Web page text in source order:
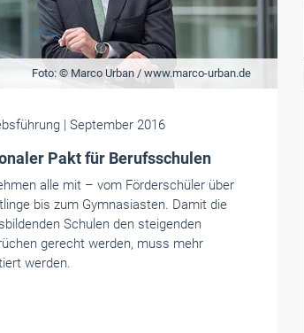
Foto: © Marco Urban / www.marco-urban.de
| September 2016
Pakt für Berufsschulen
alle mit – vom Förderschüler über
bis zum Gymnasiasten. Damit die
Schulen den steigenden
gerecht werden, muss mehr
werden.